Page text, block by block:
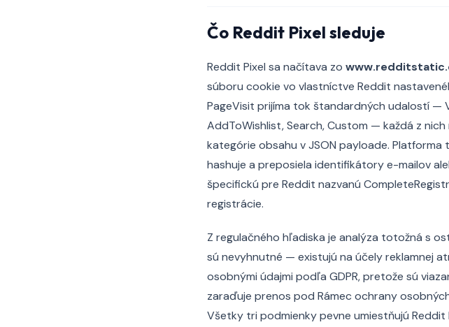
Čo Reddit Pixel sleduje
Reddit Pixel sa načítava zo
súboru cookie vo vlastníctve Reddit
PageVisit prijíma tok štandardných udalostí —
AddToWishlist, Search, Custom — každá z
kategórie obsahu v JSON payloade.
hashuje a preposiela identifikátory e-mailov
špecifickú pre Reddit nazvanú
registrácie.
Z regulačného hľadiska je analýza totožná s
sú nevyhnutné — existujú na účely reklamnej
osobnými údajmi podľa GDPR, pretože sú
zaraďuje prenos pod Rámec ochrany
Všetky tri podmienky pevne umiestňujú